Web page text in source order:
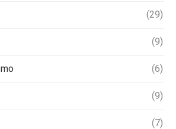
(29)
(9)
(6)
(9)
(7)